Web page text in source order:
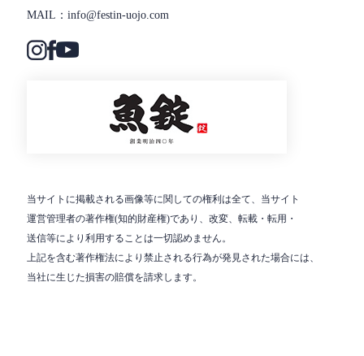
info@festin-uojo.com
当サイトに掲載される画像等に関しての権利は全て、当サイト
運営管理者の著作権(知的財産権)であり、改変、転載・転用・
送信等により利用することは一切認めません。
上記を含む著作権法により禁止される行為が発見された場合には、
当社に生じた損害の賠償を請求します。